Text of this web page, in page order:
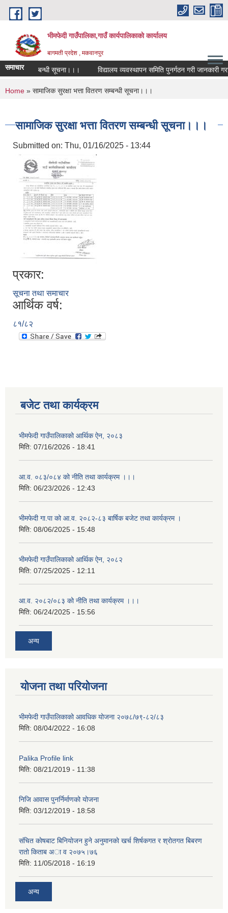
Skip to main content
भीमफेदी गाउँपालिका,गाउँ कार्यपालिकाकाे कार्यालय
बागमती प्रदेश , मकवानपुर
समाचार सम्बन्धी सूचना।।। विद्यालय व्यवस्थापन समिति पुनर्गठन गरी जानकारी
You are here
Home » सामाजिक सुरक्षा भत्ता वितरण सम्बन्धी सूचना।।।
सामाजिक सुरक्षा भत्ता वितरण सम्बन्धी सूचना।।।
Submitted on: Thu, 01/16/2025 - 13:44
प्रकार:
सूचना तथा समाचार
आर्थिक वर्ष:
८१/८२
बजेट तथा कार्यक्रम
भीमफेदी गाउँपालिकाको आर्थिक ऐन, २०८३
मिति: 07/16/2026 - 18:41
आ.व. ०८३/०८४ को नीति तथा कार्यक्रम ।।।
मिति: 06/23/2026 - 12:43
भीमफेदी गा.पा को आ.व. २०८२-८३ बार्षिक बजेट तथा कार्यक्रम ।
मिति: 08/06/2025 - 15:48
भीमफेदी गाउँपालिकाको आर्थिक ऐन, २०८२
मिति: 07/25/2025 - 12:11
आ.व. २०८२/०८३ को नीति तथा कार्यक्रम ।।।
मिति: 06/24/2025 - 15:56
अन्य
योजना तथा परियोजना
भीमफेदी गाउँपालिकाको आवधिक योजना २०७८/७९-८२/८३
मिति: 08/04/2022 - 16:08
Palika Profile link
मिति: 08/21/2019 - 11:38
निजि आवास पुनर्निर्माणको योजना
मिति: 03/12/2019 - 18:58
संचित काेषबाट बिनियाेजन हुने अनुमानकाे खर्च शिर्षकगत र श्राेतगत बिबरण
राताे किताब अा‍ व २‍०७५।७६
मिति: 11/05/2018 - 16:19
अन्य